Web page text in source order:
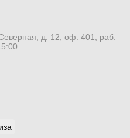
д. 12, оф. 401, раб.